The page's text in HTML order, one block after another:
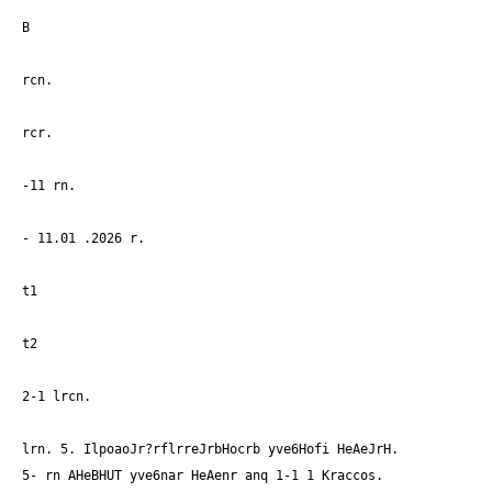
B
rcn.
rcr.
-11 rn.
- 11.01 .2026 r.
t1
t2
2-1 lrcn.
lrn. 5. IlpoaoJr?rflrreJrbHocrb yve6Hofi HeAeJrH.
5- rn AHeBHUT yve6nar HeAenr anq 1-1 1 Kraccos.